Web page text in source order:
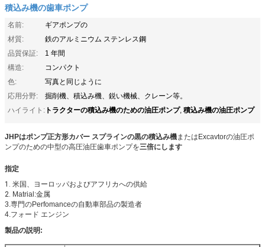
積込み機の歯車ポンプ
名前:
ギアポンプの
材質:
鉄のアルミニウム ステンレス鋼
品質保証:
1 年間
構造:
コンパクト
色:
写真と同じように
応用分野:
掘削機、積込み機、鋭い機械、クレーン等。
ハイライト: トラクターの積込み機のための油圧ポンプ, 積込み機の油圧ポンプ
JHPはポンプ正方形カバー スプラインの黒の積込み機またはExcavtorの油圧ポ
ンプのための中型の高圧油圧歯車ポンプを三倍にします
指定
1. 米国、ヨーロッパおよびアフリカへの供給
2. Matrial:金属
3.専門のPerfomanceの自動車部品の製造者
4.フォード エンジン
製品の説明: